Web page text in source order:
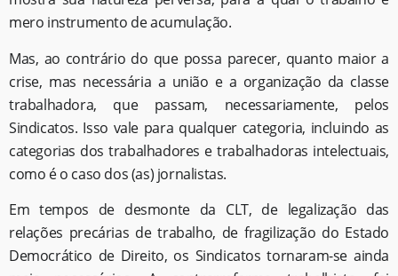
mero instrumento de acumulação.
Mas, ao contrário do que possa parecer, quanto maior a
crise, mas necessária a união e a organização da classe
trabalhadora, que passam, necessariamente, pelos
Sindicatos. Isso vale para qualquer categoria, incluindo as
categorias dos trabalhadores e trabalhadoras intelectuais,
como é o caso dos (as) jornalistas.
Em tempos de desmonte da CLT, de legalização das
relações precárias de trabalho, de fragilização do Estado
Democrático de Direito, os Sindicatos tornaram-se ainda